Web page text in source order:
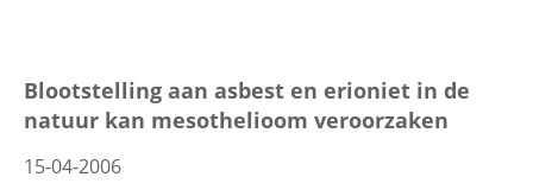
Blootstelling aan asbest en erioniet in de
natuur kan mesothelioom veroorzaken
15-04-2006